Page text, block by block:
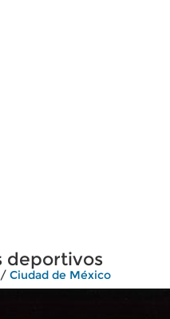
deportivos
/ Ciudad de México